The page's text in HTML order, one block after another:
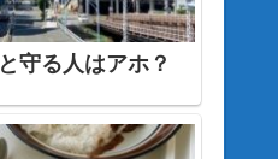
守る人はアホ？